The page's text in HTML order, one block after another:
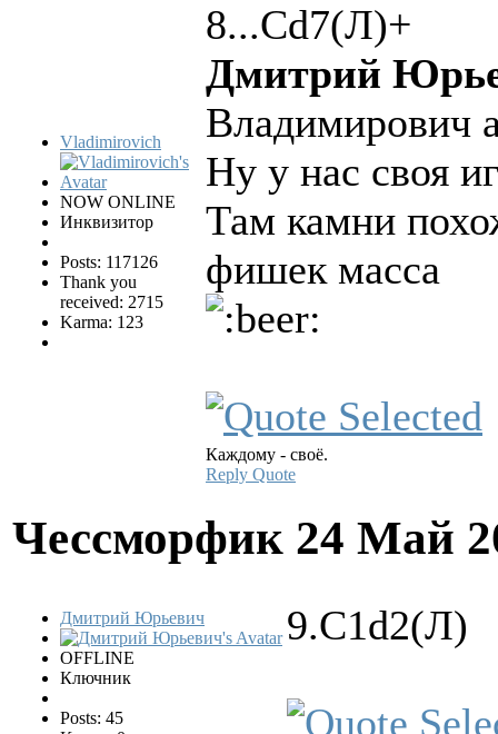
Vladimirovich
NOW ONLINE
Инквизитор
Posts: 117126
Thank you
received: 2715
Karma: 123
8...Сd7(Л)+
Дмитрий
Владимирович
Ну у нас своя
Там камни
фишек масса
Каждому - своё.
Reply Quote
Чессморфик 24 Май
Дмитрий Юрьевич
OFFLINE
Ключник
Posts: 45
9.С1d2(Л)